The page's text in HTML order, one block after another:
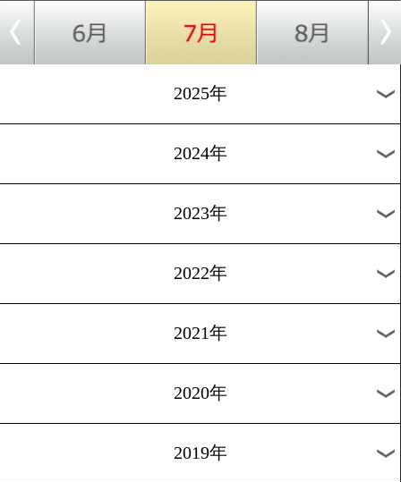
会場:サウジアラビア・ジッダ・スーパードー
ジョシュアvsプレンガ
アンソニー ジョ
シュア
vs
クリスティ
プレンガ
会場:サウジアラビア・ジッダ・スーパードー
2026年
2025年